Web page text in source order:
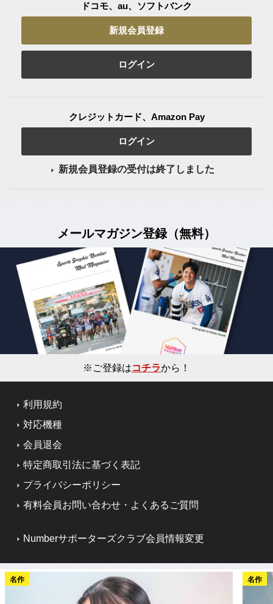
ドコモ、au、ソフトバンク
新規会員登録
ログイン
クレジットカード、Amazon Pay
ログイン
新規会員登録の受付は終了しました
メールマガジン登録（無料）
※ご登録はコチラから！
利用規約
対応機種
会員退会
特定商取引法に基づく表記
プライバシーポリシー
有料会員お問い合わせ・よくあるご質問
Numberサポーターズクラブ会員情報変更
名作 名作